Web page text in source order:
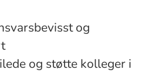
og
og støtte kolleger i